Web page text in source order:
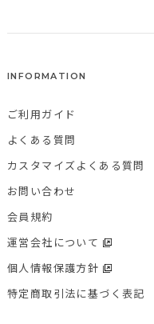
INFORMATION
ご利用ガイド
よくある質問
カスタマイズよくある質問
お問い合わせ
会員規約
運営会社について
個人情報保護方針
特定商取引法に基づく表記